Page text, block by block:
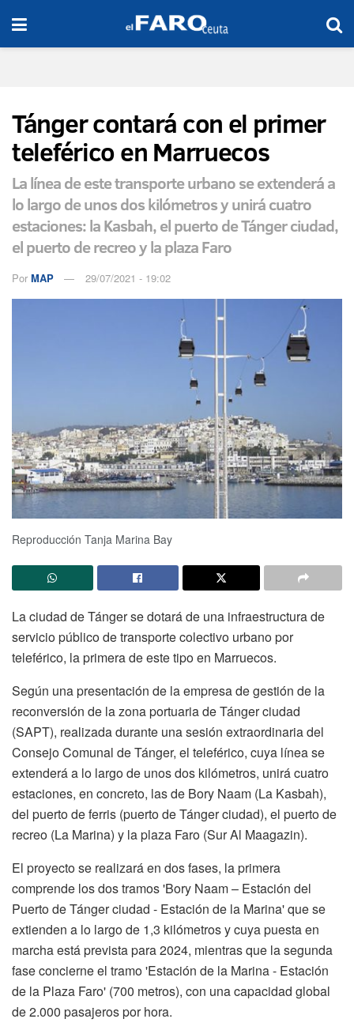
Tánger contará con el primer
teleférico en Marruecos
La línea de este transporte urbano se extenderá a
lo largo de unos dos kilómetros y unirá cuatro
estaciones: la Kasbah, el puerto de Tánger ciudad,
el puerto de recreo y la plaza Faro
Por MAP 29/07/2021 - 19:02
Reproducción Tanja Marina Bay
La ciudad de Tánger se dotará de una infraestructura de
servicio público de transporte colectivo urbano por
teleférico, la primera de este tipo en Marruecos.
Según una presentación de la empresa de gestión de la
reconversión de la zona portuaria de Tánger ciudad
(SAPT), realizada durante una sesión extraordinaria del
Consejo Comunal de Tánger, el teleférico, cuya línea se
extenderá a lo largo de unos dos kilómetros, unirá cuatro
estaciones, en concreto, las de Bory Naam (La Kasbah),
del puerto de ferris (puerto de Tánger ciudad), el puerto de
recreo (La Marina) y la plaza Faro (Sur Al Maagazin).
El proyecto se realizará en dos fases, la primera
comprende los dos tramos 'Bory Naam – Estación del
Puerto de Tánger ciudad - Estación de la Marina' que se
extienden a lo largo de 1,3 kilómetros y cuya puesta en
marcha está prevista para 2024, mientras que la segunda
fase concierne el tramo 'Estación de la Marina - Estación
de la Plaza Faro' (700 metros), con una capacidad global
de 2.000 pasajeros por hora.